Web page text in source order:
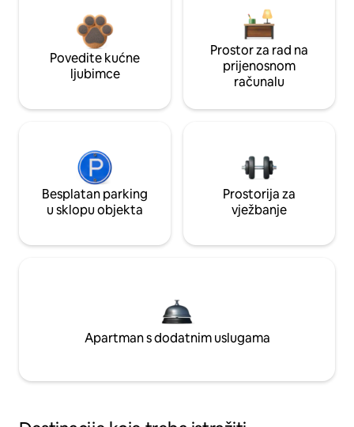
Povedite kućne
ljubimce
Prostor za rad na
prijenosnom
računalu
Besplatan parking
u sklopu objekta
Prostorija za
vježbanje
Apartman s dodatnim uslugama